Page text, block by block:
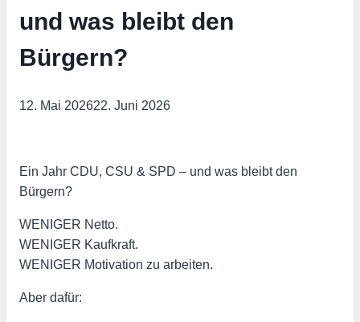
und was bleibt den
Bürgern?
12. Mai 202622. Juni 2026
Ein Jahr CDU, CSU & SPD – und was bleibt den
Bürgern?
WENIGER Netto.
WENIGER Kaufkraft.
WENIGER Motivation zu arbeiten.
Aber dafür: